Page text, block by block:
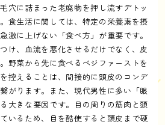
穴に詰まった老廃物を押し流すデトッ
食生活に関しては、特定の栄養素を摂
激に上げない「食べ方」が重要です。
け、血流を悪化させるだけでなく、皮
野菜から先に食べるベジファーストを
控えることは、間接的に頭皮のコンデ
がります。また、現代男性に多い「眼
大きな要因です。目の周りの筋肉と頭
いるため、目を酷使すると頭皮まで硬